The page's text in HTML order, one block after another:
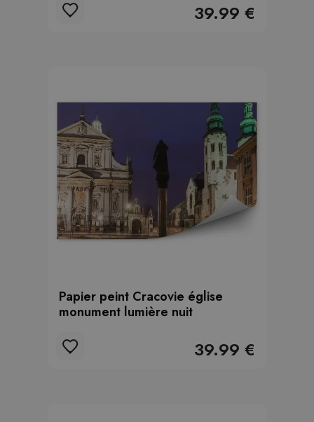
39.99 €
Papier peint Cracovie église
monument lumière nuit
39.99 €